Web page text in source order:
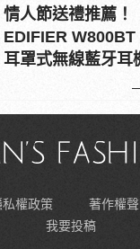
情人節送禮推薦！
EDIFIER
耳罩式無線藍牙耳
私權政策 著作權聲
我要投稿